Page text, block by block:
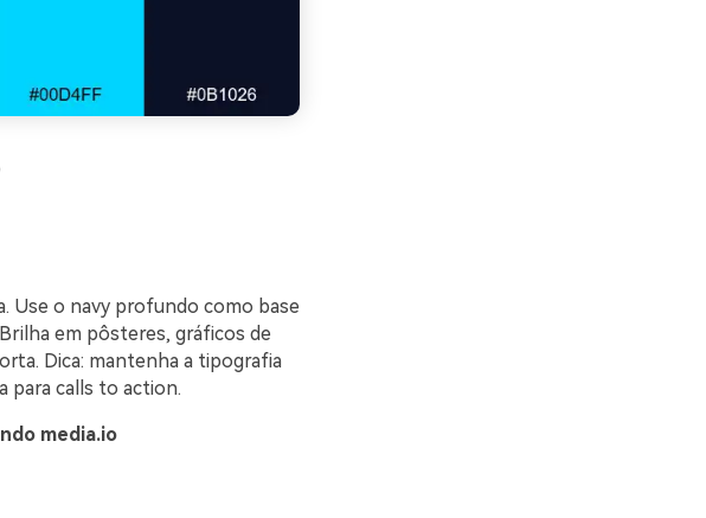
Use o navy profundo como base
em pôsteres, gráficos de
Dica: mantenha a tipografia
para calls to action.
media.io